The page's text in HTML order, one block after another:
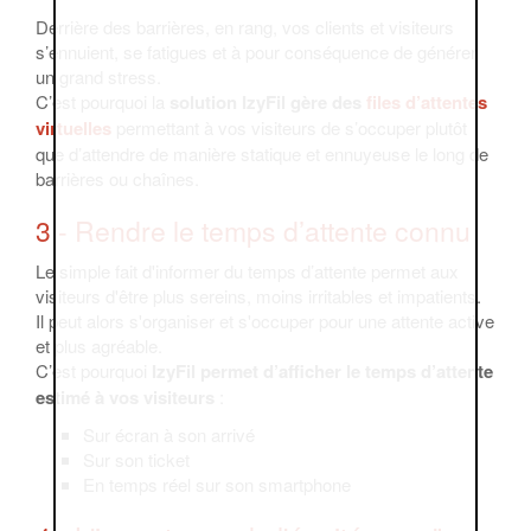
Derrière des barrières, en rang, vos clients et visiteurs
s’ennuient, se fatigues et à pour conséquence de générer
un grand stress.
C’est pourquoi la
files d’attentes
virtuelles
que d’attendre de manière statique et ennuyeuse le long de
barrières ou chaînes.
3 - Rendre le temps d’attente connu
Le simple fait d'informer du temps d’attente permet aux
visiteurs d'être plus sereins, moins irritables et impatients.
Il peut alors s'organiser et s'occuper pour une attente active
et plus agréable.
C’est pourquoi
IzyFil permet d’afficher le temps d’attente
estimé à vos visiteurs